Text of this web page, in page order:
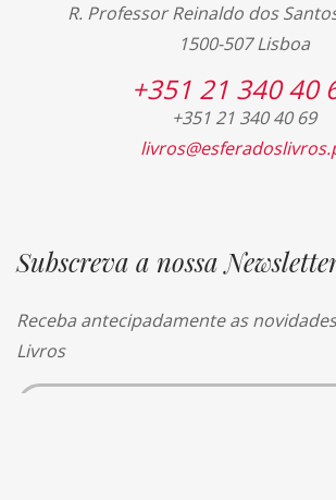
R. Professor Reinaldo dos
1500-507 Lisboa
+351 21 340 40
+351 21 340 40 69
Subscreva a nossa
Receba antecipadamente as
Livros